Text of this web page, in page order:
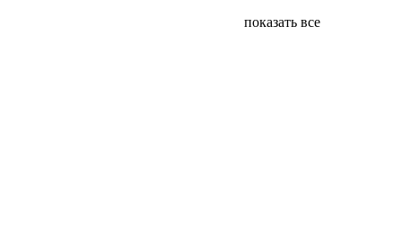
показать все